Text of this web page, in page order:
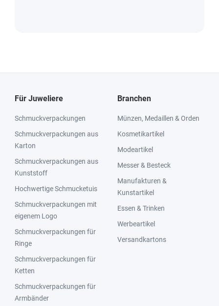
Für Juweliere
Schmuckverpackungen
Schmuckverpackungen aus
Karton
Schmuckverpackungen aus
Kunststoff
Hochwertige Schmucketuis
Schmuckverpackungen mit
eigenem Logo
Schmuckverpackungen für
Ringe
Schmuckverpackungen für
Ketten
Schmuckverpackungen für
Armbänder
Branchen
Münzen, Medaillen & Orden
Kosmetikartikel
Modeartikel
Messer & Besteck
Manufakturen &
Kunstartikel
Essen & Trinken
Werbeartikel
Versandkartons